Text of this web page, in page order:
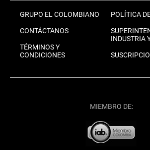
GRUPO EL COLOMBIANO
CONTÁCTANOS
TÉRMINOS Y
CONDICIONES
POLÍTICA
INDUSTRIA
MIEMBRO DE: